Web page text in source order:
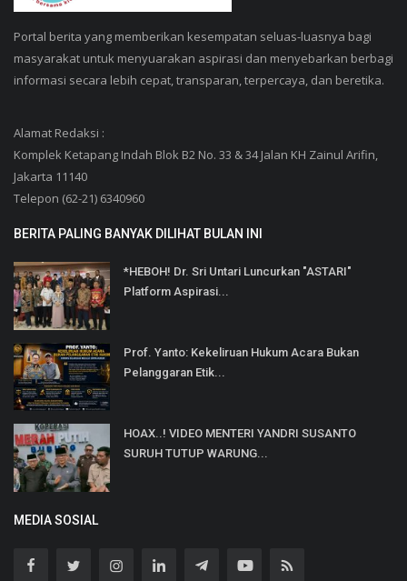
Portal berita yang memberikan kesempatan seluas-luasnya bagi
masyarakat untuk menyuarakan aspirasi dan menyebarkan berbagi
informasi secara lebih cepat, transparan, terpercaya, dan beretika.
Alamat Redaksi :
Komplek Ketapang Indah Blok B2 No. 33 & 34 Jalan KH Zainul Arifin,
Jakarta 11140
Telepon (62-21) 6340960
BERITA PALING BANYAK DILIHAT BULAN INI
*HEBOH! Dr. Sri Untari Luncurkan "ASTARI"
Platform Aspirasi...
Prof. Yanto: Kekeliruan Hukum Acara Bukan
Pelanggaran Etik...
HOAX..! VIDEO MENTERI YANDRI SUSANTO
SURUH TUTUP WARUNG...
MEDIA SOSIAL